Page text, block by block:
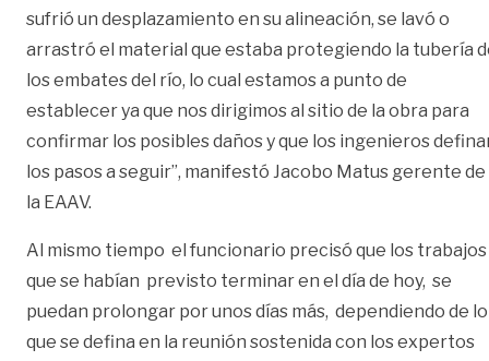
sufrió un desplazamiento en su alineación, se lavó o
arrastró el material que estaba protegiendo la tubería
los embates del río, lo cual estamos a punto de
establecer ya que nos dirigimos al sitio de la obra para
confirmar los posibles daños y que los ingenieros
los pasos a seguir”, manifestó Jacobo Matus gerente de
la EAAV.
Al mismo tiempo el funcionario precisó que los trabajos
que se habían previsto terminar en el día de hoy, se
puedan prolongar por unos días más, dependiendo de lo
que se defina en la reunión sostenida con los expertos